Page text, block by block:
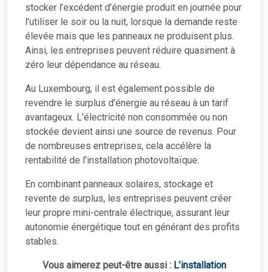
stocker l’excédent d’énergie produit en journée pour
l’utiliser le soir ou la nuit, lorsque la demande reste
élevée mais que les panneaux ne produisent plus.
Ainsi, les entreprises peuvent réduire quasiment à
zéro leur dépendance au réseau.
Au Luxembourg, il est également possible de
revendre le surplus d’énergie au réseau à un tarif
avantageux. L’électricité non consommée ou non
stockée devient ainsi une source de revenus. Pour
de nombreuses entreprises, cela accélère la
rentabilité de l’installation photovoltaïque.
En combinant panneaux solaires, stockage et
revente de surplus, les entreprises peuvent créer
leur propre mini-centrale électrique, assurant leur
autonomie énergétique tout en générant des profits
stables.
Vous aimerez peut-être aussi : L’installation